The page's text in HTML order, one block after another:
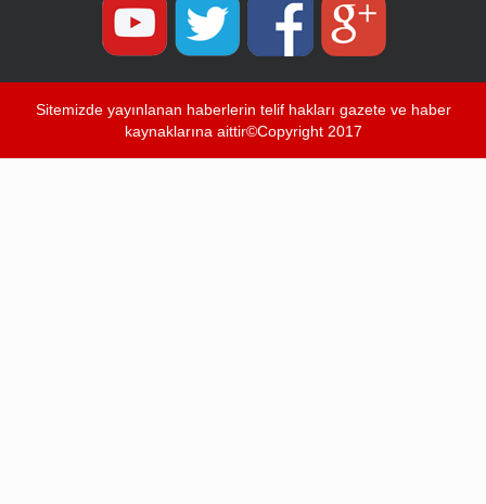
Sitemizde yayınlanan haberlerin telif hakları gazete ve haber
kaynaklarına aittir©Copyright 2017